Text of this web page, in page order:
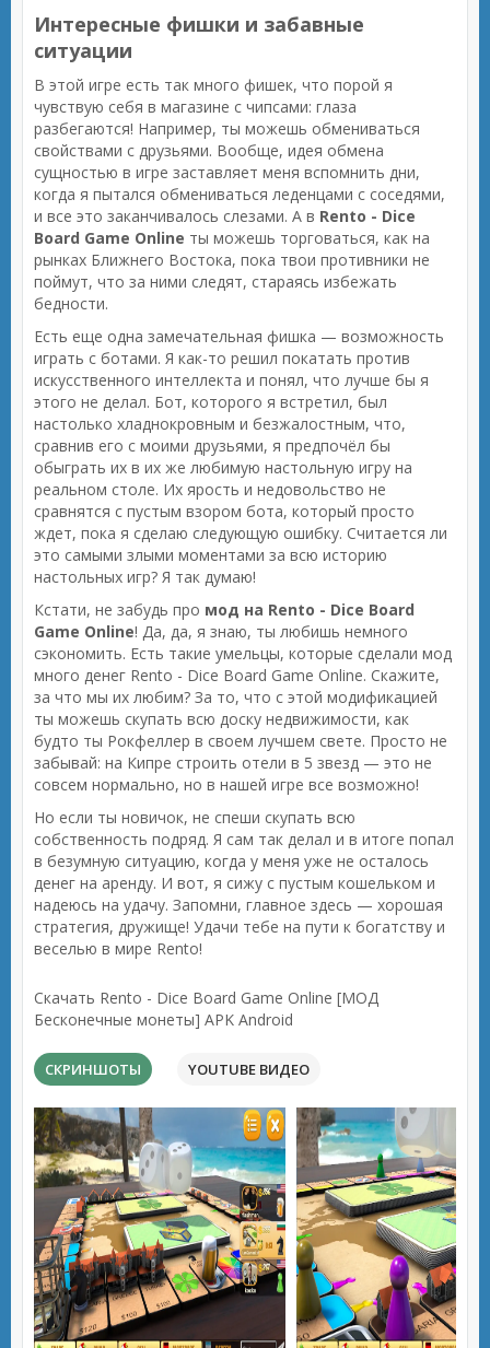
Интересные фишки и забавные
ситуации
В этой игре есть так много фишек, что порой я
чувствую себя в магазине с чипсами: глаза
разбегаются! Например, ты можешь обмениваться
свойствами с друзьями. Вообще, идея обмена
сущностью в игре заставляет меня вспомнить дни,
когда я пытался обмениваться леденцами с соседями,
и все это заканчивалось слезами. А в Rento - Dice
Board Game Online ты можешь торговаться, как на
рынках Ближнего Востока, пока твои противники не
поймут, что за ними следят, стараясь избежать
бедности.
Есть еще одна замечательная фишка — возможность
играть с ботами. Я как-то решил покатать против
искусственного интеллекта и понял, что лучше бы я
этого не делал. Бот, которого я встретил, был
настолько хладнокровным и безжалостным, что,
сравнив его с моими друзьями, я предпочёл бы
обыграть их в их же любимую настольную игру на
реальном столе. Их ярость и недовольство не
сравнятся с пустым взором бота, который просто
ждет, пока я сделаю следующую ошибку. Считается ли
это самыми злыми моментами за всю историю
настольных игр? Я так думаю!
Кстати, не забудь про мод на Rento - Dice Board
Game Online! Да, да, я знаю, ты любишь немного
сэкономить. Есть такие умельцы, которые сделали мод
много денег Rento - Dice Board Game Online. Скажите,
за что мы их любим? За то, что с этой модификацией
ты можешь скупать всю доску недвижимости, как
будто ты Рокфеллер в своем лучшем свете. Просто не
забывай: на Кипре строить отели в 5 звезд — это не
совсем нормально, но в нашей игре все возможно!
Но если ты новичок, не спеши скупать всю
собственность подряд. Я сам так делал и в итоге попал
в безумную ситуацию, когда у меня уже не осталось
денег на аренду. И вот, я сижу с пустым кошельком и
надеюсь на удачу. Запомни, главное здесь — хорошая
стратегия, дружище! Удачи тебе на пути к богатству и
веселью в мире Rento!
Скачать Rento - Dice Board Game Online [МОД
Бесконечные монеты] APK Android
СКРИНШОТЫ YOUTUBE ВИДЕО